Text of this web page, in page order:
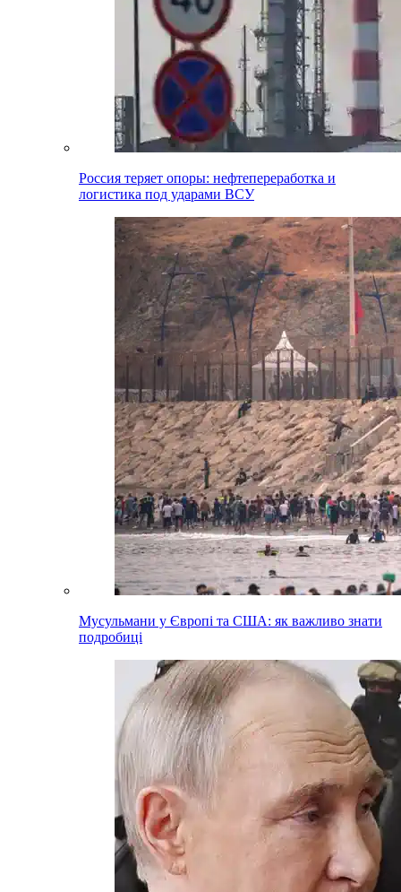
Россия теряет опоры: нефтепереработка и
логистика под ударами ВСУ
Мусульмани у Європі та США: як важливо знати
подробиці